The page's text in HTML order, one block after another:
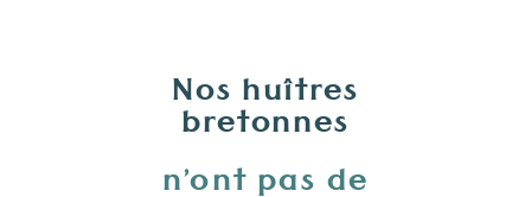
Nos huîtres
bretonnes
n’ont pas de